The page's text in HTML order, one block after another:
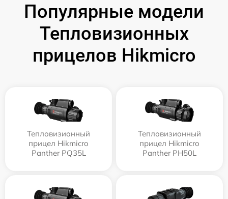
Популярные модели
Тепловизионных
прицелов Hikmicro
Тепловизионный
прицел Hikmicro
Panther PQ35L
Тепловизионный
прицел Hikmicro
Panther PH50L